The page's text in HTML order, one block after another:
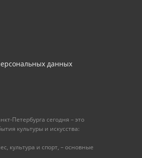
данных
Петербурга сегодня – это
культуры и искусства:
культура и спорт, – основные